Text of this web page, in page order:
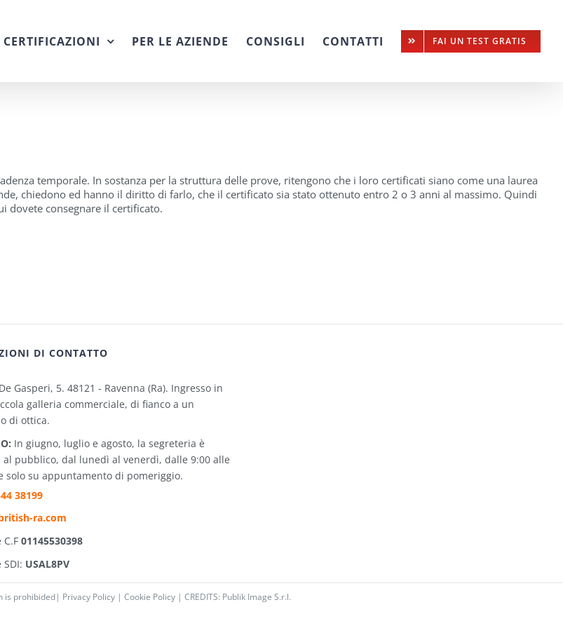
CERTIFICAZIONI PER LE AZIENDE CONSIGLI CONTATTI FAI UN TEST GRATIS
temporale. In sostanza per la struttura delle prove, ritengono che i loro certificati siano come una laurea
chiedono ed hanno il diritto di farlo, che il certificato sia stato ottenuto entro 2 o 3 anni al massimo. Quindi
dovete consegnare il certificato.
DI CONTATTO
Gasperi, 5. 48121 - Ravenna (Ra). Ingresso in
galleria commerciale, di fianco a un
di ottica.
In giugno, luglio e agosto, la segreteria è
al pubblico, dal lunedì al venerdì, dalle 9:00 alle
solo su appuntamento di pomeriggio.
38199
ra.com
C.F01145530398
SDI: USAL8PV
is prohibided| Privacy Policy | Cookie Policy | CREDITS: Publik Image S.r.l.